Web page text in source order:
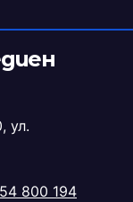
ул.
800 194